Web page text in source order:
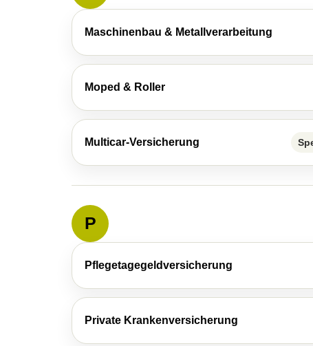
Maschinenbau & Metallverarbeitung
Moped & Roller
Multicar-Versicherung
P
Pflegetagegeldversicherung
Private Kranken­ver­si­che­rung